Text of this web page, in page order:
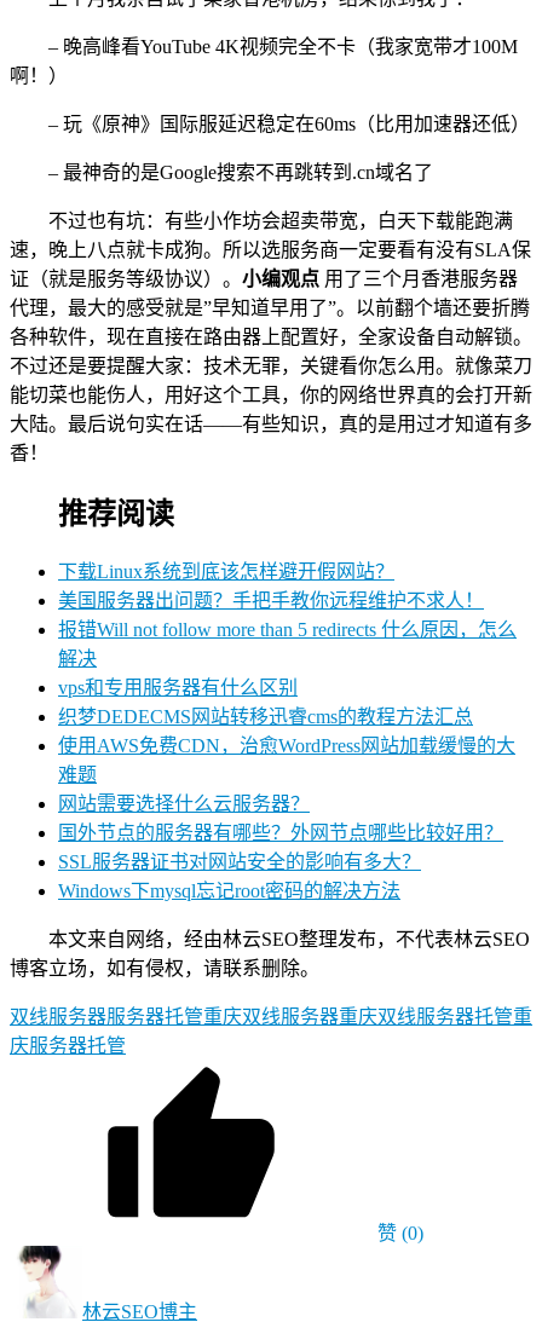
– 晚高峰看YouTube 4K视频完全不卡（我家宽带才100M
啊！）
– 玩《原神》国际服延迟稳定在60ms（比用加速器还低）
– 最神奇的是Google搜索不再跳转到.cn域名了
不过也有坑：有些小作坊会超卖带宽，白天下载能跑满
速，晚上八点就卡成狗。所以选服务商一定要看有没有SLA保
证（就是服务等级协议）。 小编观点 用了三个月香港服务器
代理，最大的感受就是”早知道早用了”。以前翻个墙还要折腾
各种软件，现在直接在路由器上配置好，全家设备自动解锁。
不过还是要提醒大家：技术无罪，关键看你怎么用。就像菜刀
能切菜也能伤人，用好这个工具，你的网络世界真的会打开新
大陆。最后说句实在话——有些知识，真的是用过才知道有多
香！
推荐阅读
下载Linux系统到底该怎样避开假网站？
美国服务器出问题？手把手教你远程维护不求人！
报错Will not follow more than 5 redirects 什么原因，怎么
解决
vps和专用服务器有什么区别
织梦DEDECMS网站转移迅睿cms的教程方法汇总
使用AWS免费CDN，治愈WordPress网站加载缓慢的大
难题
网站需要选择什么云服务器？
国外节点的服务器有哪些？外网节点哪些比较好用？
SSL服务器证书对网站安全的影响有多大？
Windows下mysql忘记root密码的解决方法
本文来自网络，经由林云SEO整理发布，不代表林云SEO
博客立场，如有侵权，请联系删除。
双线服务器服务器托管重庆双线服务器重庆双线服务器托管重
庆服务器托管
赞 (0)
林云SEO博主